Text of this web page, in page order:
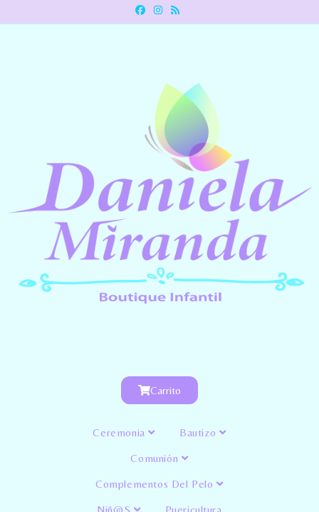
Carrito
Ceremonia Bautizo
Comunión
Complementos Del Pelo
Niñ@s Puericultura